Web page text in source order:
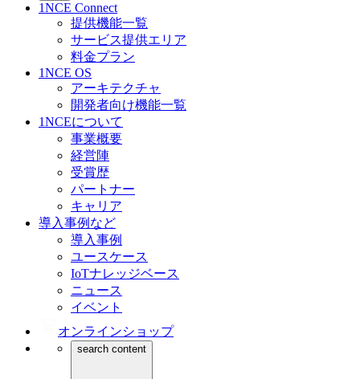
1NCE Connect
提供機能一覧
サービス提供エリア
料金プラン
1NCE OS
アーキテクチャ
開発者向け機能一覧
1NCEについて
事業概要
経営陣
受賞歴
パートナー
キャリア
導入事例など
導入事例
ユースケース
IoTナレッジベース
ニュース
イベント
オンラインショップ
search content